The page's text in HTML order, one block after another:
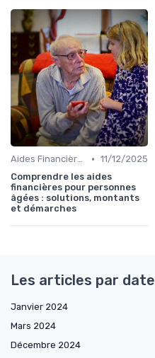
Aides Financières et Subventions • 11/12/2025
Comprendre les aides
financières pour personnes
âgées : solutions, montants
et démarches
Les articles par date
Janvier 2024
Mars 2024
Décembre 2024